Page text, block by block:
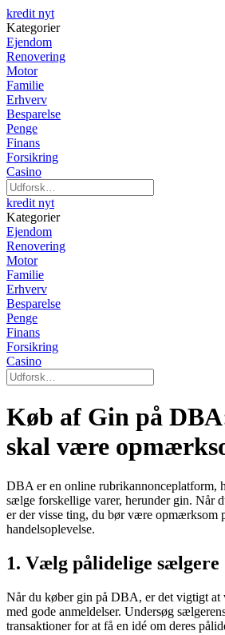
kredit nyt
Kategorier
Ejendom
Renovering
Motor
Familie
Erhverv
Besparelse
Penge
Finans
Forsikring
Casino
kredit nyt
Kategorier
Ejendom
Renovering
Motor
Familie
Erhverv
Besparelse
Penge
Finans
Forsikring
Casino
Køb af Gin på
skal være
DBA er en online rubrikannonceplatform,
sælge forskellige varer, herunder gin. Når
er der visse ting, du bør være opmærksom
handelsoplevelse.
1. Vælg pålidelige sælgere
Når du køber gin på DBA, er det vigtigt
med gode anmeldelser. Undersøg
transaktioner for at få en idé om deres